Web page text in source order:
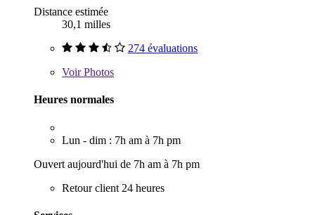
Distance estimée
30,1 milles
274 évaluations
VoirPhotos
Heures normales
Lun - dim : 7h am à 7h pm
Ouvert aujourd'hui de 7h am à 7h pm
Retour client 24 heures